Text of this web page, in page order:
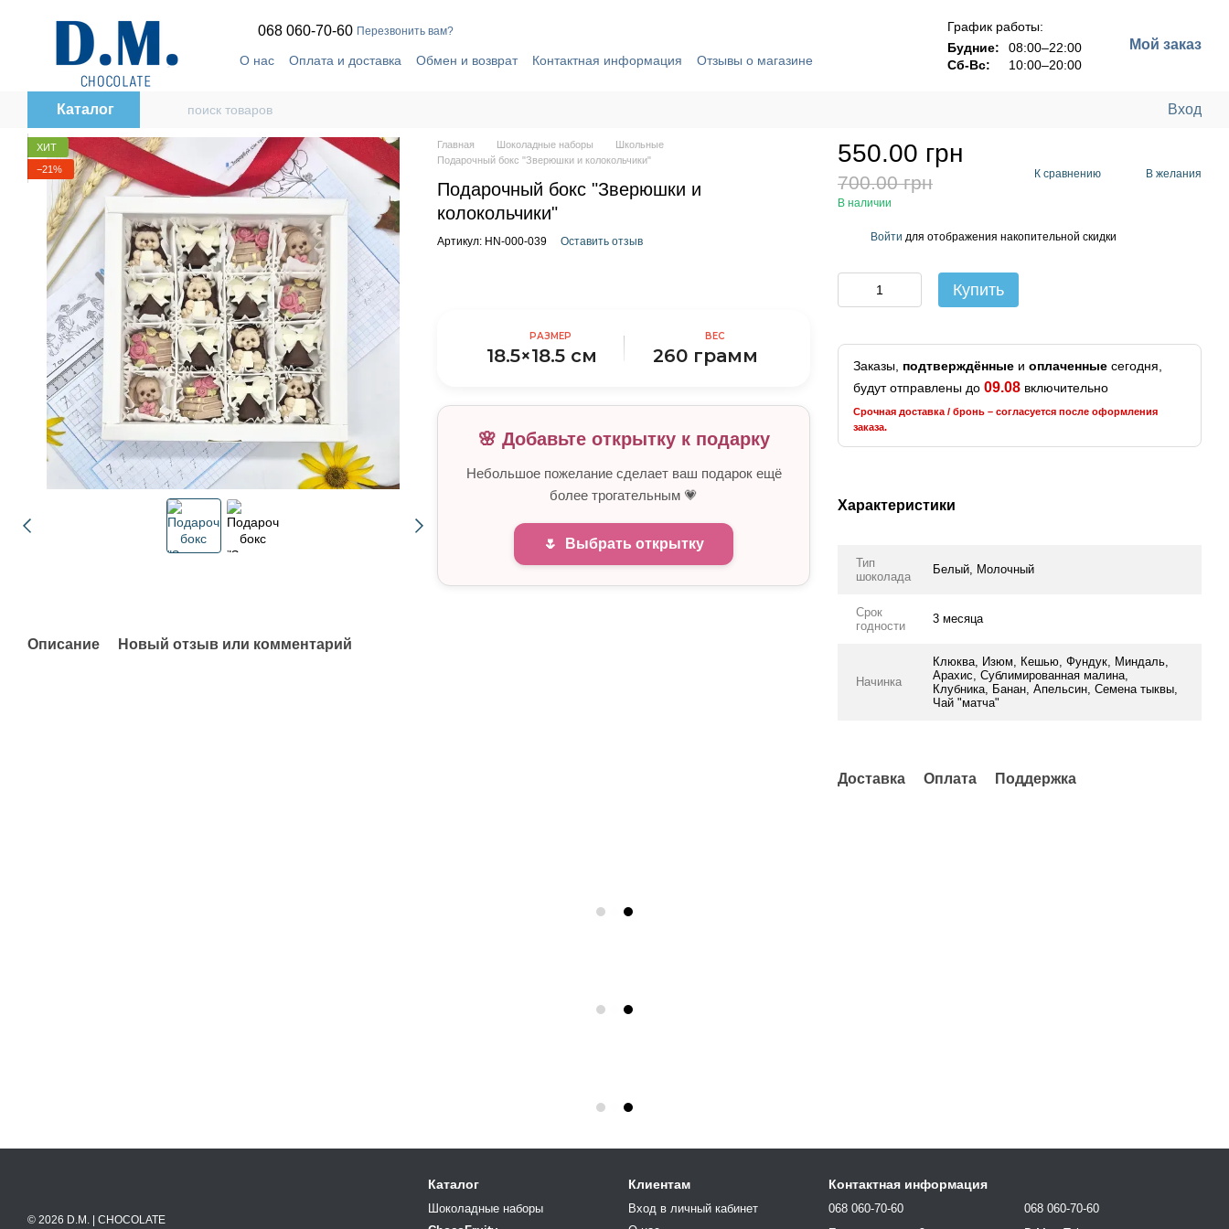
068 060-70-60 Перезвонить вам?
О нас Оплата и доставка Обмен и возврат Контактная информация
Отзывы о магазине
График работы:
Будние:
08:00–22:00
Сб-Вс:
10:00–20:00
Мой заказ
Каталог Вход
ХИТ
−21%
Главная Шоколадные наборы
Школьные
Подарочный бокс "Зверюшки и колокольчики"
Подарочный бокс "Зверюшки и
колокольчики"
Артикул: HN-000-039 Оставить отзыв
РАЗМЕР
18.5×18.5 см
ВЕС
260 грамм
🌸 Добавьте открытку к подарку
Небольшое пожелание сделает ваш подарок ещё
более трогательным 💗
🌷 Выбрать открытку
550.00 грн
700.00 грн
В наличии
К сравнению В желания
Войти для отображения накопительной скидки
Купить
Заказы, подтверждённые и оплаченные сегодня,
будут отправлены до 09.08 включительно
Срочная доставка / бронь – согласуется после оформления
заказа.
Характеристики
Тип
шоколада
Белый, Молочный
Срок
годности
3 месяца
Начинка
Клюква, Изюм, Кешью, Фундук, Миндаль,
Арахис, Сублимированная малина,
Клубника, Банан, Апельсин, Семена тыквы,
Чай "матча"
Доставка Оплата Поддержка
Описание Новый отзыв или комментарий
© 2026 D.M. | CHOCOLATE
Каталог
Шоколадные наборы
Клиентам
Вход в личный кабинет
Контактная информация
068 060-70-60
068 060-70-60